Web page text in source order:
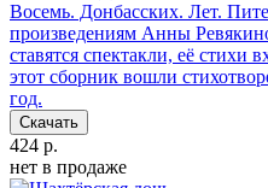
Восемь. Донбасских. Лет.
произведениям Анны
ставятся спектакли, её стихи
этот сборник вошли
год.
Скачать
424 р.
нет в продаже